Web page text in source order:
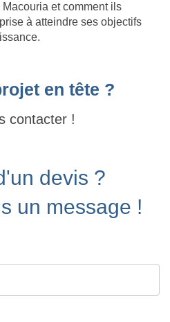
et comment ils
à atteindre ses objectifs
en tête ?
contacter !
devis ?
un message !